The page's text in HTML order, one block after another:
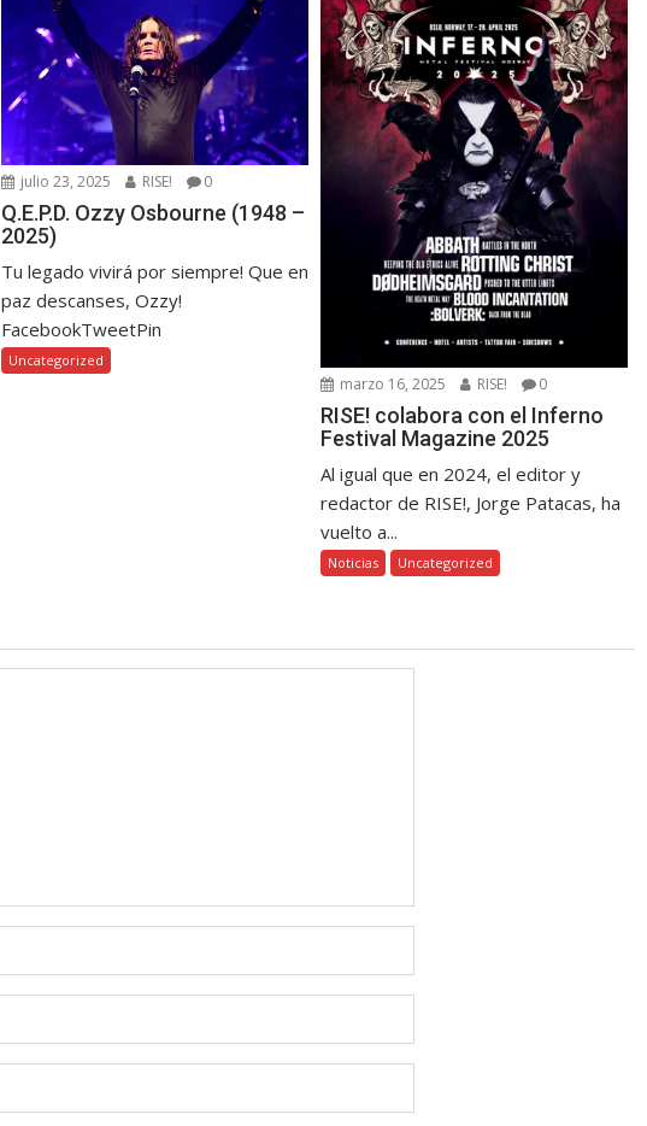
julio 23, 2025 RISE! 0
Q.E.P.D. Ozzy Osbourne (1948 –
2025)
Tu legado vivirá por siempre! Que en
paz descanses, Ozzy!
FacebookTweetPin
Uncategorized
marzo 16, 2025 RISE! 0
RISE! colabora con el Inferno
Festival Magazine 2025
Al igual que en 2024, el editor y
redactor de RISE!, Jorge Patacas, ha
vuelto a...
Noticias Uncategorized